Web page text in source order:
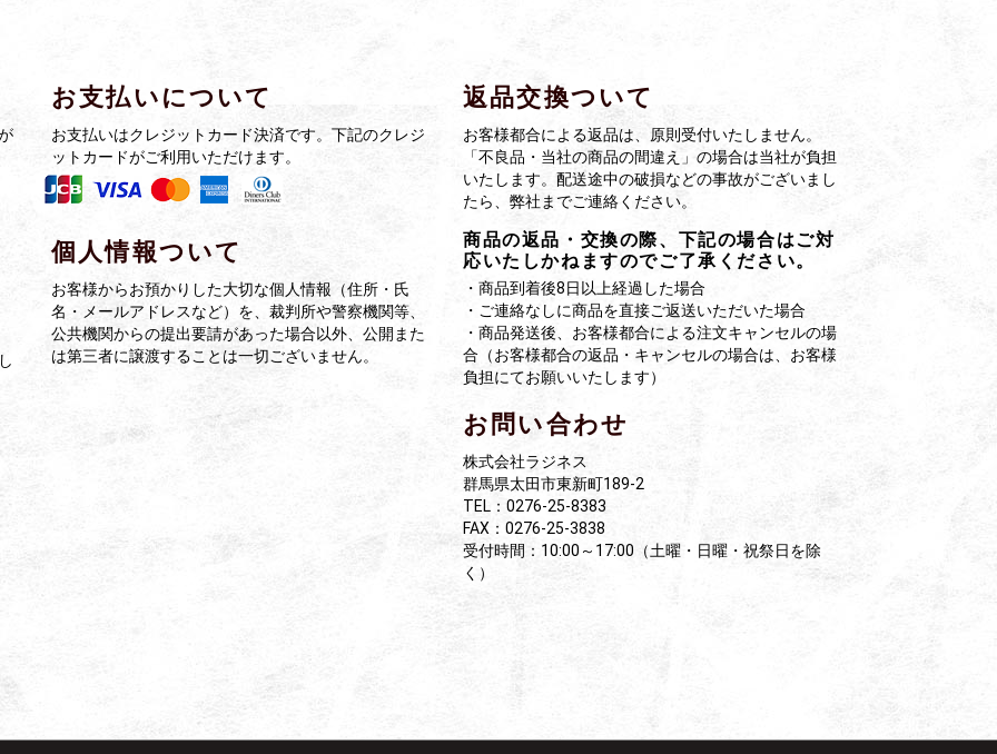
お支払いについて
お支払いはクレジットカード決済です。下記のクレジ
ットカードがご利用いただけます。
個人情報ついて
お客様からお預かりした大切な個人情報（住所・氏
名・メールアドレスなど）を、裁判所や警察機関等、
公共機関からの提出要請があった場合以外、公開また
は第三者に譲渡することは一切ございません。
返品交換ついて
お客様都合による返品は、原則受付いたしません。
「不良品・当社の商品の間違え」の場合は当社が負担
いたします。配送途中の破損などの事故がございまし
たら、弊社までご連絡ください。
商品の返品・交換の際、下記の場合はご対
応いたしかねますのでご了承ください。
・商品到着後8日以上経過した場合
・ご連絡なしに商品を直接ご返送いただいた場合
・商品発送後、お客様都合による注文キャンセルの場
合（お客様都合の返品・キャンセルの場合は、お客様
負担にてお願いいたします）
お問い合わせ
株式会社ラジネス
群馬県太田市東新町189-2
TEL：0276-25-8383
FAX：0276-25-3838
受付時間：10:00～17:00（土曜・日曜・祝祭日を除
く）